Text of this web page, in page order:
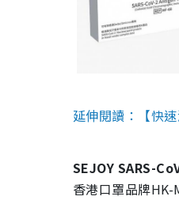
延伸閱讀：【快
SEJOY SARS-
香港口罩品牌